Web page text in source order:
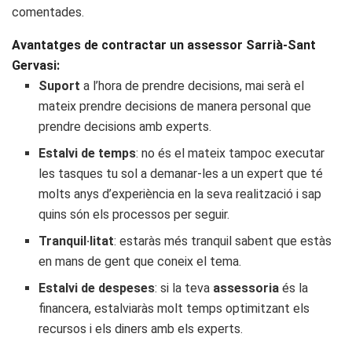
comentades.
Avantatges de contractar un assessor Sarrià-Sant
Gervasi:
Suport a l’hora de prendre decisions, mai serà el
mateix prendre decisions de manera personal que
prendre decisions amb experts.
Estalvi de temps: no és el mateix tampoc executar
les tasques tu sol a demanar-les a un expert que té
molts anys d’experiència en la seva realització i sap
quins són els processos per seguir.
Tranquil·litat: estaràs més tranquil sabent que estàs
en mans de gent que coneix el tema.
Estalvi de despeses: si la teva assessoriaés la
financera, estalviaràs molt temps optimitzant els
recursos i els diners amb els experts.